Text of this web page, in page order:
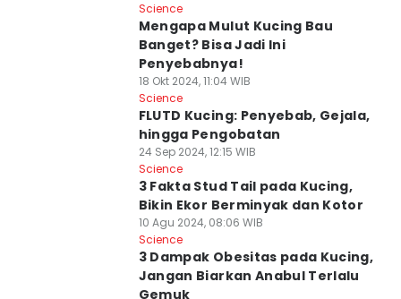
Science
Mengapa Mulut Kucing Bau
Banget? Bisa Jadi Ini
Penyebabnya!
18 Okt 2024, 11:04 WIB
Science
FLUTD Kucing: Penyebab, Gejala,
hingga Pengobatan
24 Sep 2024, 12:15 WIB
Science
3 Fakta Stud Tail pada Kucing,
Bikin Ekor Berminyak dan Kotor
10 Agu 2024, 08:06 WIB
Science
3 Dampak Obesitas pada Kucing,
Jangan Biarkan Anabul Terlalu
Gemuk